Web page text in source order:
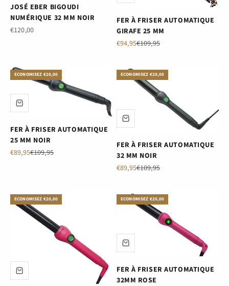
JOSÉ EBER BIGOUDI
NUMÉRIQUE 32 MM NOIR
Prix de vente
€120,00
FER À FRISER AUTOMATIQUE
GIRAFE 25 MM
Prix de vente
€94,95Prix normal
€109,95
ECONOMISEZ €20,00
FER À FRISER AUTOMATIQUE
25 MM NOIR
Prix de vente
€89,95Prix normal
€109,95
ECONOMISEZ €20,00
FER À FRISER AUTOMATIQUE
32 MM NOIR
Prix de vente
€89,95Prix normal
€109,95
ECONOMISEZ €20,00 ECONOMISEZ €20,00
FER À FRISER AUTOMATIQUE
32MM ROSE